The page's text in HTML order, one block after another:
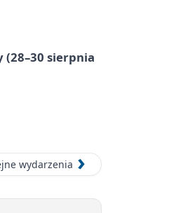
(28–30 sierpnia
wydarzenia